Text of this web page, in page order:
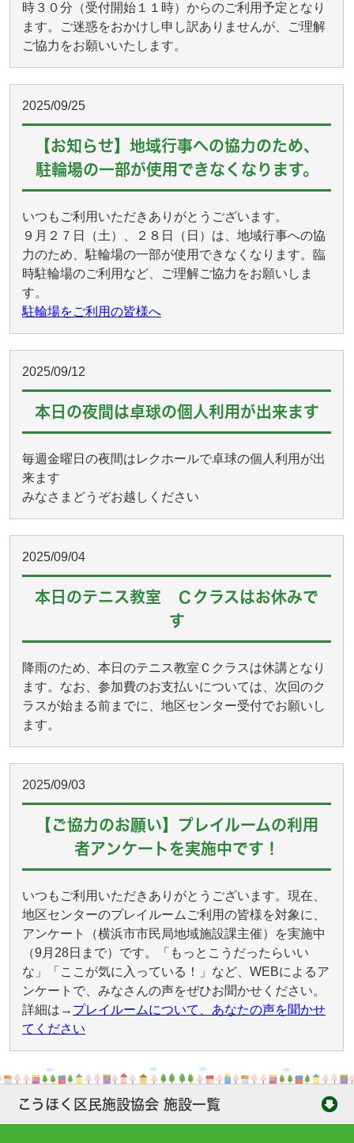
時３０分（受付開始１１時）からのご利用予定となり
ます。ご迷惑をおかけし申し訳ありませんが、ご理解
ご協力をお願いいたします。
2025/09/25
【お知らせ】地域行事への協力のため、
駐輪場の一部が使用できなくなります。
いつもご利用いただきありがとうございます。
９月２７日（土）、２８日（日）は、地域行事への協
力のため、駐輪場の一部が使用できなくなります。臨
時駐輪場のご利用など、ご理解ご協力をお願いしま
す。
駐輪場をご利用の皆様へ
2025/09/12
本日の夜間は卓球の個人利用が出来ます
毎週金曜日の夜間はレクホールで卓球の個人利用が出
来ます
みなさまどうぞお越しください
2025/09/04
本日のテニス教室 Ｃクラスはお休みで
す
降雨のため、本日のテニス教室Ｃクラスは休講となり
ます。なお、参加費のお支払いについては、次回のク
ラスが始まる前までに、地区センター受付でお願いし
ます。
2025/09/03
【ご協力のお願い】プレイルームの利用
者アンケートを実施中です！
いつもご利用いただきありがとうございます。現在、
地区センターのプレイルームご利用の皆様を対象に、
アンケート（横浜市市民局地域施設課主催）を実施中
（9月28日まで）です。「もっとこうだったらいい
な」「ここが気に入っている！」など、WEBによるア
ンケートで、みなさんの声をぜひお聞かせください。
詳細は→ プレイルームについて、あなたの声を聞かせ
てください
こうほく区民施設協会 施設一覧